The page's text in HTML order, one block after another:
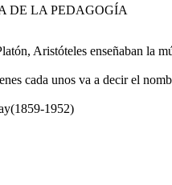
DE LA PEDAGOGÍA
Aristóteles enseñaban la
cada unos va a decir el
1952)